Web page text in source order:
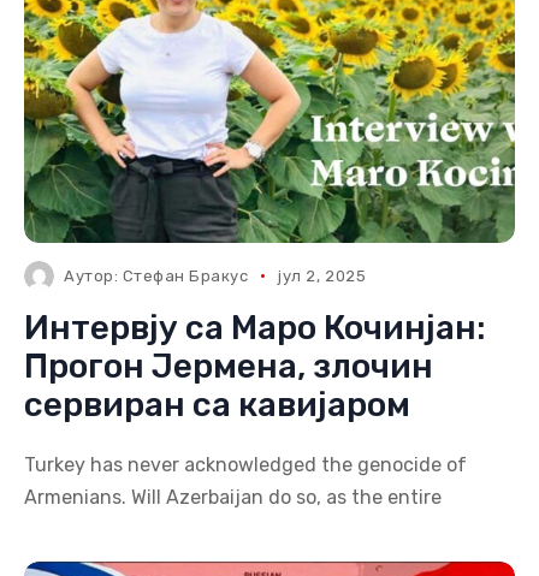
Аутор: Стефан Бракус јул 2, 2025
Интервју са Маро Кочинјан:
Прогон Јермена, злочин
сервиран са кавијаром
Turkey has never acknowledged the genocide of
Armenians. Will Azerbaijan do so, as the entire